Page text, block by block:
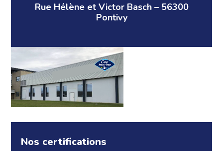
Rue Hélène et Victor Basch – 56300
Pontivy
Nos certifications